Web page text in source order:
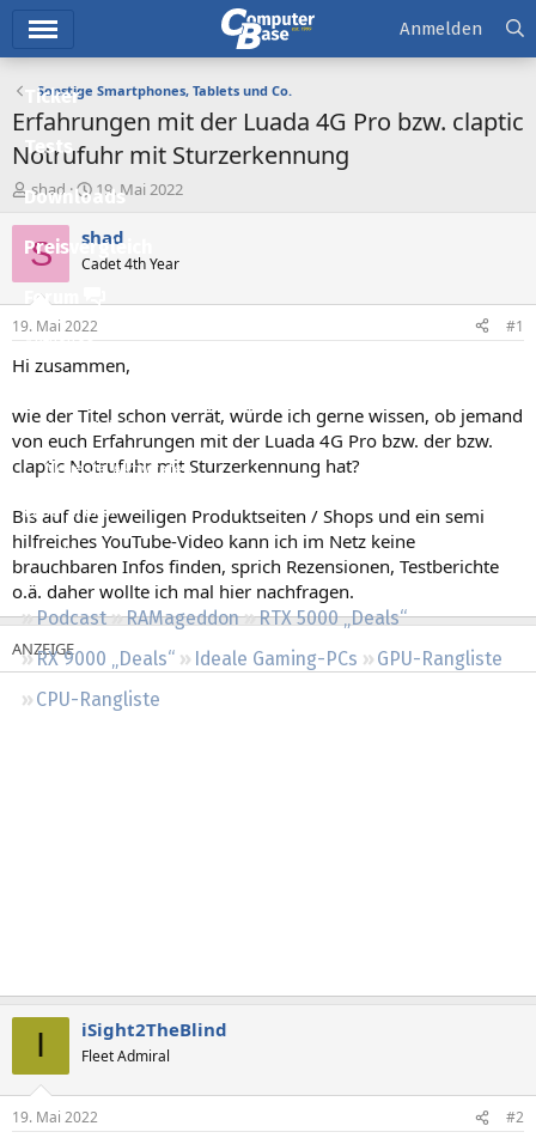
Ticker
Tests
Downloads
Preisvergleich
Forum
Aktuelles
Neue Beiträge
Neueste Aktivitäten
Leserartikel
Regeln
Podcast RAMageddon
RTX 5000 „Deals“
RX 9000 „Deals“
Ideale Gaming-PCs
GPU-Rangliste
CPU-Rangliste
Anmelden
Sonstige Smartphones, Tablets und Co.
Erfahrungen mit der Luada 4G Pro bzw. claptic
Notrufuhr mit Sturzerkennung
E
r
s
t
e
r
shad
E
r
s
e
l
t
a
19. Mai 2022
S shad
Cadet 4th Year
19. Mai 2022 #1
Hi zusammen,
wie der Titel schon verrät, würde ich gerne wissen, ob jemand
von euch Erfahrungen mit der Luada 4G Pro bzw. der bzw.
claptic Notrufuhr mit Sturzerkennung hat?
Bis auf die jeweiligen Produktseiten / Shops und ein semi
hilfreiches YouTube-Video kann ich im Netz keine
brauchbaren Infos finden, sprich Rezensionen, Testberichte
o.ä. daher wollte ich mal hier nachfragen.
I iSight2TheBlind
Fleet Admiral
19. Mai 2022 #2